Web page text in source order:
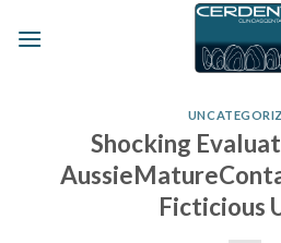
Shocking
Ficticious